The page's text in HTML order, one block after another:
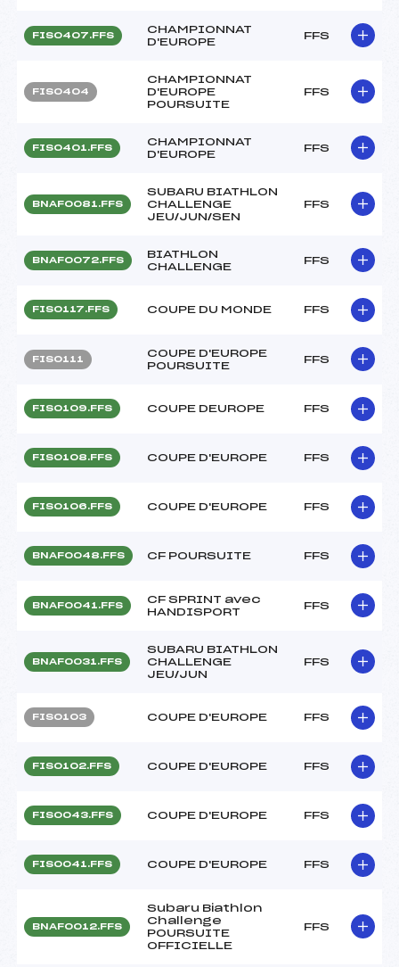
FIS0407.FFS
CHAMPIONNAT
D'EUROPE
FFS
FIS0404
CHAMPIONNAT
D'EUROPE
POURSUITE
FFS
FIS0401.FFS
CHAMPIONNAT
D'EUROPE
FFS
BNAF0081.FFS
SUBARU BIATHLON
CHALLENGE
JEU/JUN/SEN
FFS
BNAF0072.FFS
BIATHLON
CHALLENGE
FFS
FIS0117.FFS COUPE DU MONDE FFS
FIS0111
COUPE D'EUROPE
POURSUITE
FFS
FIS0109.FFS COUPE DEUROPE FFS
FIS0108.FFS COUPE D'EUROPE FFS
FIS0106.FFS COUPE D'EUROPE FFS
BNAF0048.FFS CF POURSUITE FFS
BNAF0041.FFS
CF SPRINT avec
HANDISPORT
FFS
BNAF0031.FFS
SUBARU BIATHLON
CHALLENGE
JEU/JUN
FFS
FIS0103 COUPE D'EUROPE FFS
FIS0102.FFS COUPE D'EUROPE FFS
FIS0043.FFS COUPE D'EUROPE FFS
FIS0041.FFS COUPE D'EUROPE FFS
BNAF0012.FFS
Subaru Biathlon
Challenge
POURSUITE
OFFICIELLE
FFS